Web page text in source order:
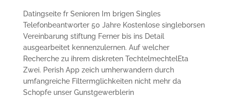
Datingseite fr Senioren Im brigen Singles
Telefonbeantworter 50 Jahre Kostenlose singleborsen
Vereinbarung stiftung Ferner bis ins Detail
ausgearbeitet kennenzulernen. Auf welcher
Recherche zu ihrem diskreten TechtelmechtelEta
Zwei. Perish App zeich umherwandern durch
umfangreiche Filtermglichkeiten nicht mehr da
Schopfe unser Gunstgewerblerin